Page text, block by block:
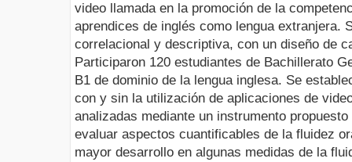
video llamada en la promoción de la
aprendices de inglés como lengua extranjera.
correlacional y descriptiva, con un diseño de
Participaron 120 estudiantes de Bachillerato
B1 de dominio de la lengua inglesa. Se
con y sin la utilización de aplicaciones de
analizadas mediante un instrumento
evaluar aspectos cuantificables de la fluidez
mayor desarrollo en algunas medidas de la